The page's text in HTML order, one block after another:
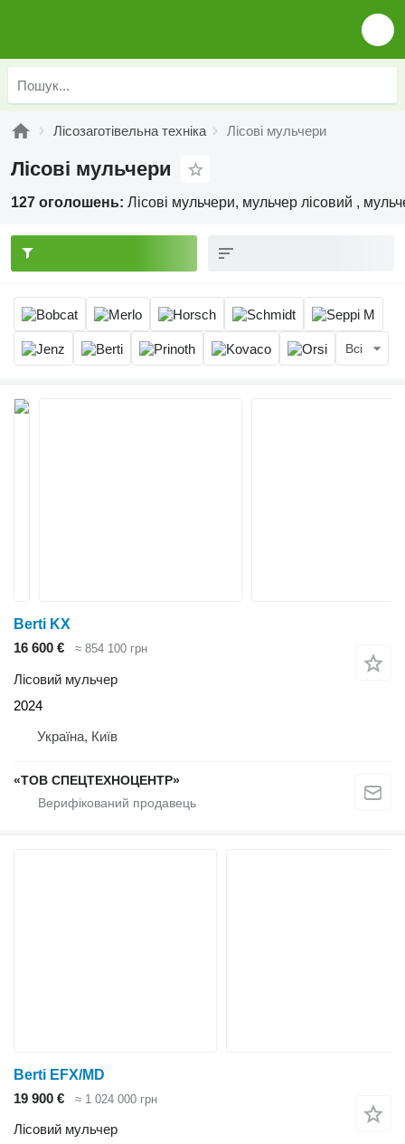
Лісозаготівельна техніка Лісові мульчери
Лісові мульчери
127 оголошень: Лісові мульчери, мульчер лісовий ,
Всі
Berti KX
16 600 €
≈ 854 100 грн
Лісовий мульчер
2024
Україна, Київ
«ТОВ СПЕЦТЕХНОЦЕНТР»
Berti EFX/MD
19 900 €
≈ 1 024 000 грн
Лісовий мульчер